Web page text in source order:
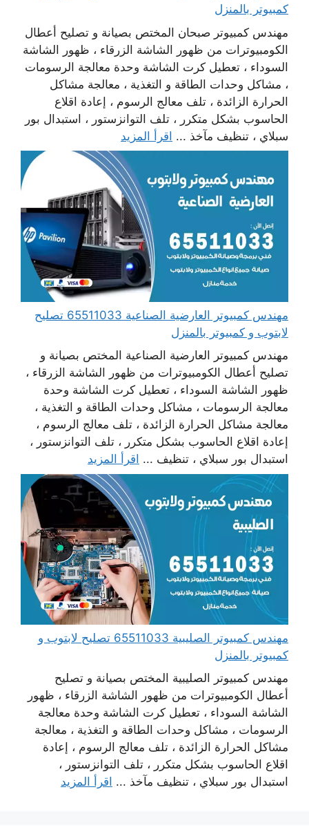
كمبيوتر بالمنزل
مهندس كمبيوتر صبحان المختص بصيانة و تصليح أعطال
الكومبيوترات من ظهور الشاشة الزرقاء ، ظهور الشاشة
السوداء ، تعطيل كرت الشاشة وحدة معالجة الرسومات
، مشاكل وحدات الطاقة و التغذية ، معالجة مشاكل
الحرارة الزائدة ، تلف معالج الرسوم ، إعادة اقلاع
الحاسوب بشكل متكرر ، تلف التوانزستور ، استبدال بور
سبلاي ، تنظيف مآخذ ... اقرأ المزيد
مهندس كمبيوتر العارضية الصناعية 65511033 تصليح
لابتوب و كمبيوتر بالمنزل
مهندس كمبيوتر العارضية الصناعية المختص بصيانة و
تصليح أعطال الكومبيوترات من ظهور الشاشة الزرقاء ،
ظهور الشاشة السوداء ، تعطيل كرت الشاشة وحدة
معالجة الرسومات ، مشاكل وحدات الطاقة و التغذية ،
معالجة مشاكل الحرارة الزائدة ، تلف معالج الرسوم ،
إعادة اقلاع الحاسوب بشكل متكرر ، تلف التوانزستور ،
استبدال بور سبلاي ، تنظيف ... اقرأ المزيد
مهندس كمبيوتر الصليبية 65511033 تصليح لابتوب و
كمبيوتر بالمنزل
مهندس كمبيوتر الصليبية المختص بصيانة و تصليح
أعطال الكومبيوترات من ظهور الشاشة الزرقاء ، ظهور
الشاشة السوداء ، تعطيل كرت الشاشة وحدة معالجة
الرسومات ، مشاكل وحدات الطاقة و التغذية ، معالجة
مشاكل الحرارة الزائدة ، تلف معالج الرسوم ، إعادة
اقلاع الحاسوب بشكل متكرر ، تلف التوانزستور ،
استبدال بور سبلاي ، تنظيف مآخذ ... اقرأ المزيد